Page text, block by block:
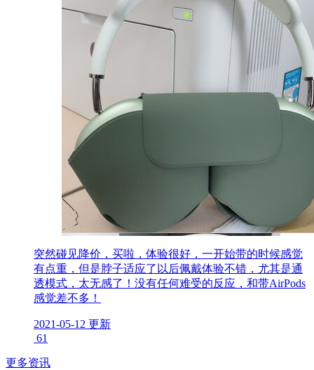
突然碰见降价，买啦，体验很好，一开始带的时候感觉
有点重，但是脖子适应了以后佩戴体验不错，尤其是通
透模式，太无感了！没有任何难受的反应，和带AirPods
感觉差不多！
2021-05-12 更新
61
更多资讯